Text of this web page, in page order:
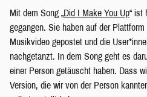
Mit dem Song „Did I Make You Up“ ist
gegangen. Sie haben auf der
Musikvideo gepostet und die
nachgetanzt. In dem Song geht es
einer Person getäuscht haben. Dass
Version, die wir von der Person